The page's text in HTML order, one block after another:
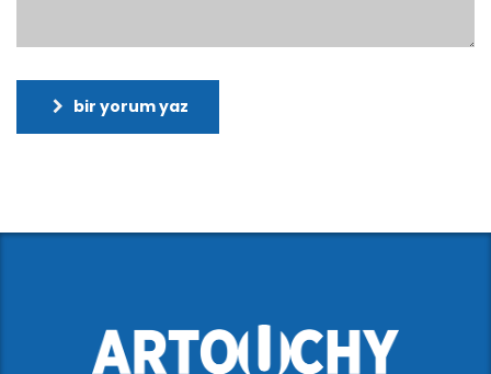
bir yorum yaz